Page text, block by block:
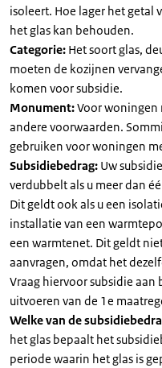
isoleert. Hoe lager het getal
het glas kan behouden.
Categorie: Het soort glas,
moeten de kozijnen
komen voor subsidie.
Monument:Voor woningen
andere voorwaarden.
gebruiken voor woningen
Subsidiebedrag: Uw
verdubbelt als u meer dan
Dit geldt ook als u een
installatie van een
een warmtenet. Dit geldt
aanvragen, omdat het
Vraag hiervoor subsidie
uitvoeren van de 1e
Welke van de
het glas bepaalt het
periode waarin het glas is